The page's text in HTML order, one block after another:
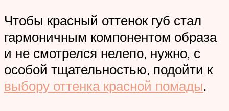
Чтобы красный оттенок губ стал
гармоничным компонентом образа
и не смотрелся нелепо, нужно, с
особой тщательностью, подойти к
выбору оттенка красной помады.